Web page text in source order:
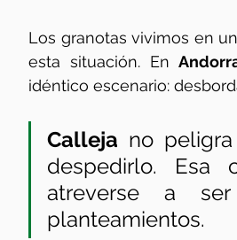
Los granotas vivimos en
esta situación. En
idéntico escenario:
Calleja no
despedirlo. Esa
atreverse a
planteamientos.